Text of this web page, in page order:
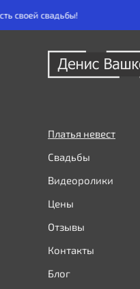
Платья невест
Свадьбы
Видеоролики
Цены
Отзывы
Контакты
Блог
своей свадьбы!